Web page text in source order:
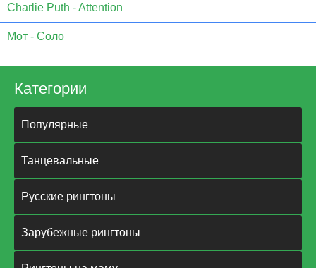
Charlie Puth - Attention
Мот - Соло
Категории
Популярные
Танцевальные
Русские рингтоны
Зарубежные рингтоны